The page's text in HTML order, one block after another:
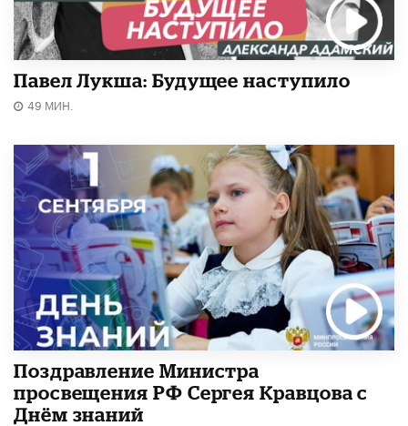
Павел Лукша: Будущее наступило
49 МИН.
Поздравление Министра
просвещения РФ Сергея Кравцова с
Днём знаний